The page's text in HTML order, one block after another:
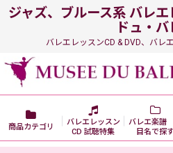
ジャズ、ブルース系 バレエ
ドュ・バ
バレエレッスンCD & DVD、バレ
商品カテゴリ
バレエレッスン
CD 試聴特集
バレエ楽譜
目名で探